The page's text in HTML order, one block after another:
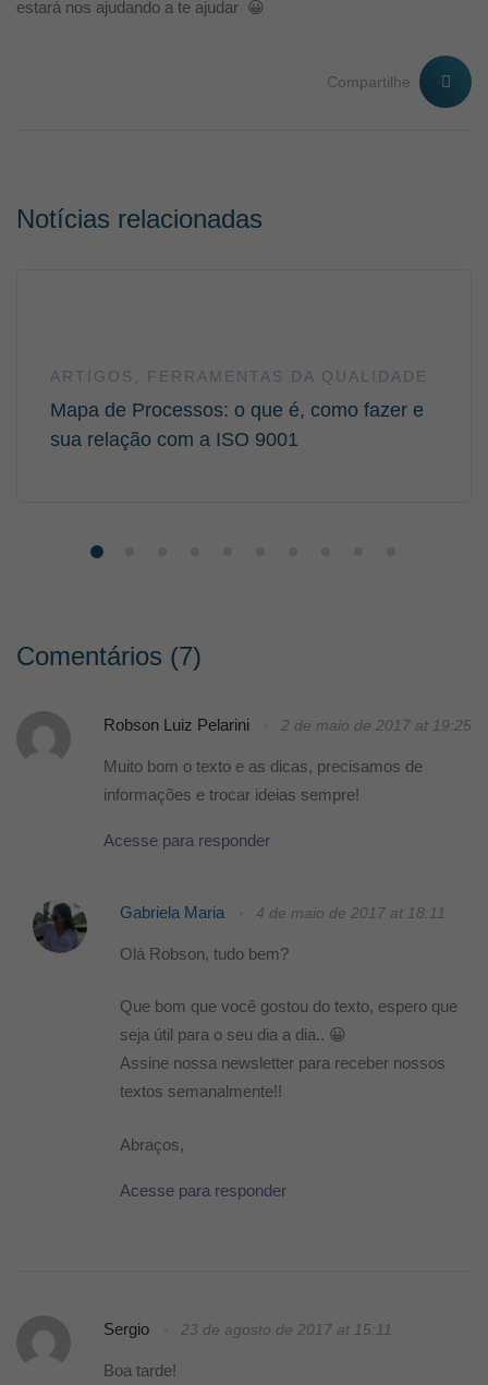
estará nos ajudando a te ajudar 😀
Compartilhe
Notícias relacionadas
ARTIGOS FERRAMENTAS DA QUALIDADE
Mapa de Processos: o que é, como fazer e
sua relação com a ISO 9001
Comentários (7)
Robson Luiz Pelarini 2 de maio de 2017 at 19:25
Muito bom o texto e as dicas, precisamos de
informações e trocar ideias sempre!
Acesse para responder
Gabriela Maria 4 de maio de 2017 at 18:11
Olá Robson, tudo bem?
Que bom que você gostou do texto, espero que
seja útil para o seu dia a dia.. 😀
Assine nossa newsletter para receber nossos
textos semanalmente!!
Abraços,
Acesse para responder
Sergio 23 de agosto de 2017 at 15:11
Boa tarde!